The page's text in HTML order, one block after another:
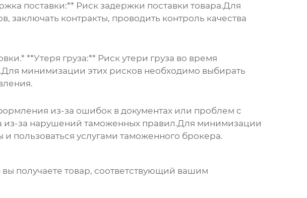
поставки:** Риск задержки поставки товара.Для
контракты, проводить контроль качества
**Утеря груза:** Риск утери груза во время
минимизации этих рисков необходимо выбирать
из-за ошибок в документах или проблем с
из-за нарушений таможенных правил.Для минимизации
пользоваться услугами таможенного брокера.
вы получаете товар, соответствующий вашим